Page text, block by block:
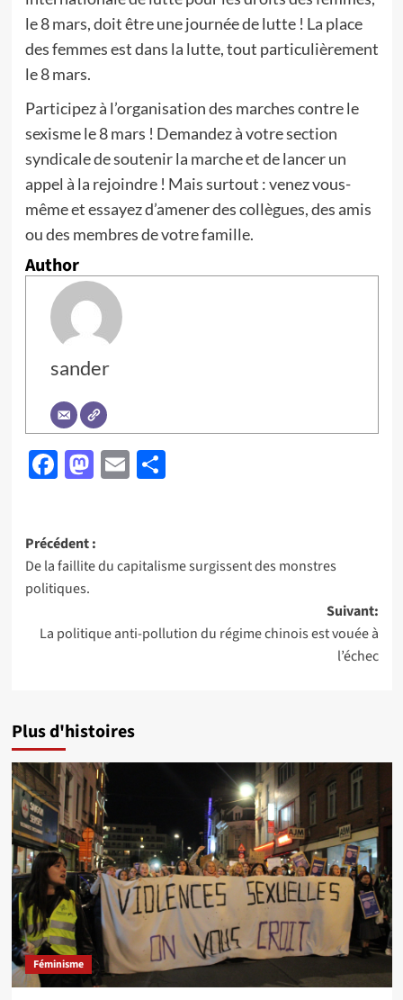
le 8 mars, doit être une journée de lutte ! La place
des femmes est dans la lutte, tout particulièrement
le 8 mars.
Participez à l’organisation des marches contre le
sexisme le 8 mars ! Demandez à votre section
syndicale de soutenir la marche et de lancer un
appel à la rejoindre ! Mais surtout : venez vous-
même et essayez d’amener des collègues, des amis
ou des membres de votre famille.
Author
sander
Facebook
Mastodon
EmailPartager
Navigation
d’article
Précédent :
De la faillite du capitalisme surgissent des monstres
politiques.
Suivant:
La politique anti-pollution du régime chinois est vouée à
l’échec
Plus d'histoires
Féminisme